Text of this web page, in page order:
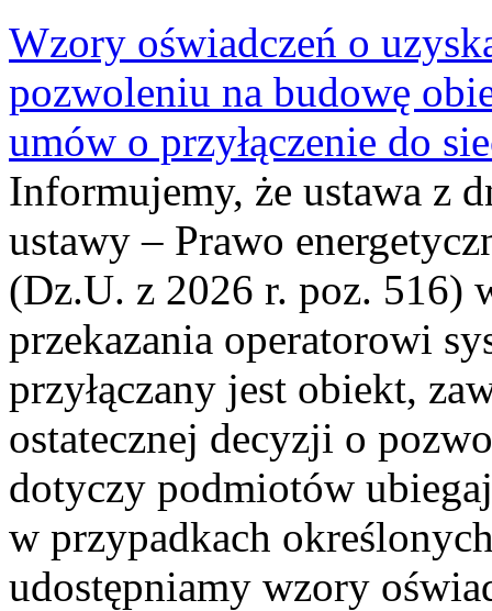
Wzory oświadczeń o
pozwoleniu na budowę
umów o przyłączenie do
Informujemy, że ustawa z
ustawy – Prawo
(Dz.U. z 2026 r. poz. 516)
przekazania operatorowi
przyłączany jest obiekt,
ostatecznej decyzji o
dotyczy podmiotów
w przypadkach
udostępniamy wzory